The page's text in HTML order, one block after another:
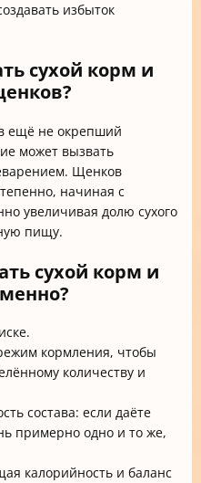
избыток
сухой корм и
ещё не окрепший
может вызвать
Щенков
начиная с
увеличивая долю сухого
пищу.
сухой корм и
кормления, чтобы
количеству и
состава: если даёте
примерно одно и то же,
калорийность и баланс